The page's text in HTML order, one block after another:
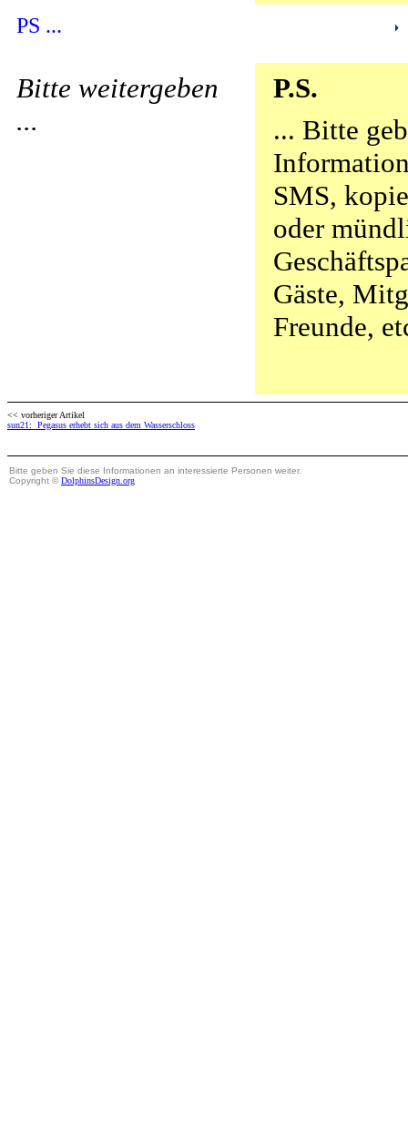
PS ...
Bitte weitergeben
...
P.S.
... Bitte
SMS,
oder
Gäste,
Freunde,
<< vorheriger Artikel
sun21: Pegasus erhebt sich aus dem Wasserschloss
Bitte geben Sie diese Informationen an interessierte Personen weiter.
Copyright © DolphinsDesign.org